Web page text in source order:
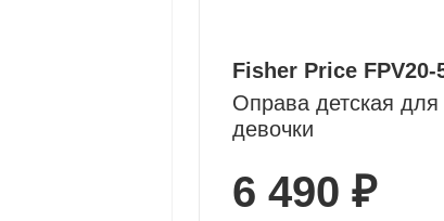
Fisher Price FPV20-
Оправа детская для
девочки
6 490 ₽